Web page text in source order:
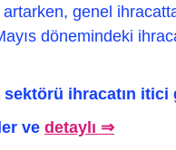
genel
dönemindeki
sektörü ihracatın
ve detaylı ⇒